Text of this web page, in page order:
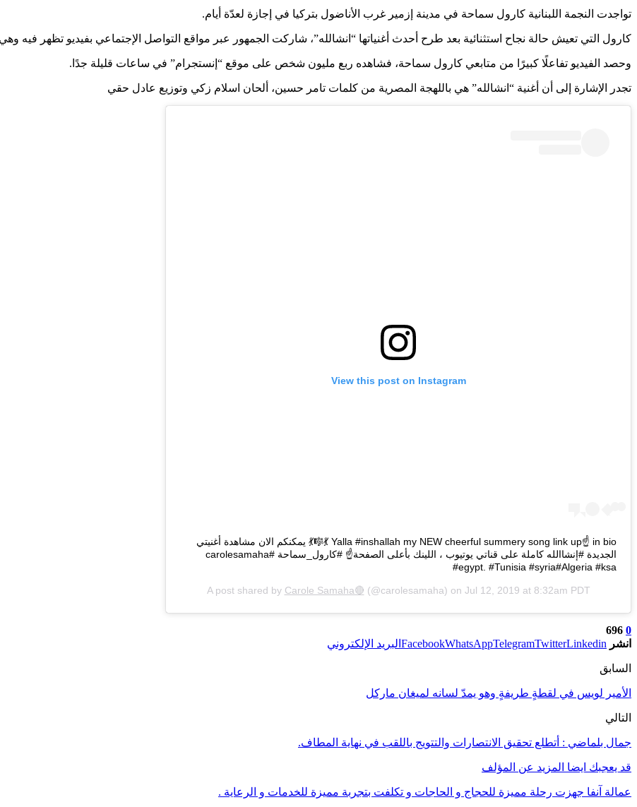
تواجدت النجمة اللبنانية كارول سماحة في مدينة إزمير غرب الأناضول بتركيا في إجازة لعدّة أيام.
كارول التي تعيش حالة نجاح استثنائية بعد طرح أحدث أغنياتها “انشالله”، شاركت الجمهور عبر مواقع التواصل الإجتماعي بفيديو تظهر فيه
وحصد الفيديو تفاعلًا كبيرًا من متابعي كارول سماحة، فشاهده ربع مليون شخص على موقع “إنستجرام” في ساعات قليلة جدًا.
تجدر الإشارة إلى أن أغنية “انشالله” هي باللهجة المصرية من كلمات تامر حسين، ألحان اسلام زكي وتوزيع عادل حقي
View this post on Instagram
Yalla #inshallah my NEW cheerful summery song link up☝️ in bio 💃🎼💃 يمكنكم الان مشاهدة أغنيتي
الجديدة #إنشاالله كاملة على قناتي يوتيوب ، اللينك بأعلى الصفحة☝️ #كارول_سماحة #carolesamaha
#egypt. #Tunisia #syria#Algeria #ksa
A post shared by Carole Samaha🔴 (@carolesamaha) on Jul 12, 2019 at 8:32am PDT
0
696
انشر
FacebookWhatsAppTelegramTwitterLinkedin البريد الإلكتروني
السابق
الأمير لويس في لقطةٍ طريفةٍ وهو يمدّ لسانه لميغان ماركل
التالي
جمال بلماضي : أتطلع تحقيق الانتصارات والتتويج باللقب في نهاية المطاف.
قد يعجبك ايضا المزيد عن المؤلف
عمالة آنفا جهزت رحلة مميزة للحجاج و الحاجات و تكلفت بتجربة مميزة للخدمات و الرعاية .